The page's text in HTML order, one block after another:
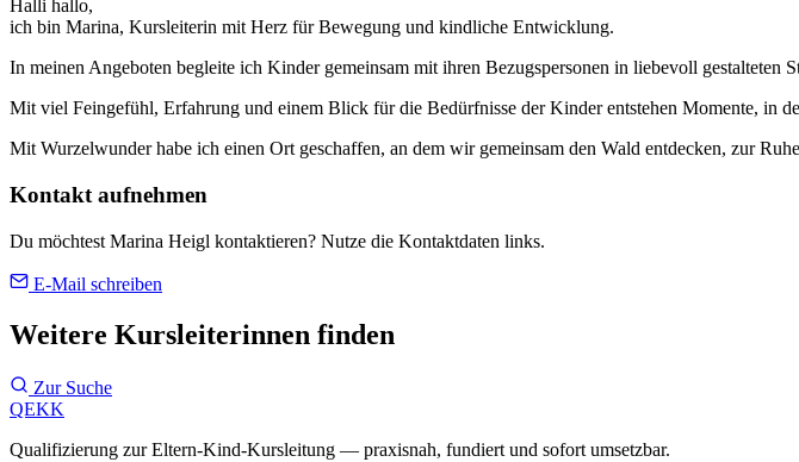
Halli hallo,
ich bin Marina, Kursleiterin mit Herz für Bewegung und kindliche Entwicklung.
In meinen Angeboten begleite ich Kinder gemeinsam mit ihren Bezugspersonen in liebevoll
Mit viel Feingefühl, Erfahrung und einem Blick für die Bedürfnisse der Kinder entstehen Momente, in
Mit Wurzelwunder habe ich einen Ort geschaffen, an dem wir gemeinsam den Wald entdecken, zur
Kontakt aufnehmen
Du möchtest Marina Heigl kontaktieren? Nutze die Kontaktdaten links.
E-Mail schreiben
Weitere Kursleiterinnen finden
Zur Suche
QEKK
Qualifizierung zur Eltern-Kind-Kursleitung — praxisnah, fundiert und sofort umsetzbar.